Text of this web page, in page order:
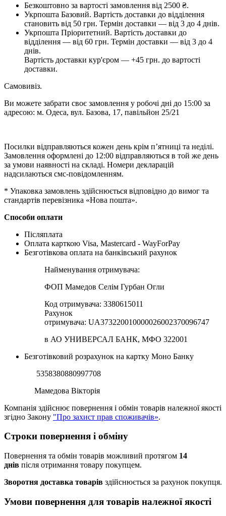
Безкоштовно за вартості замовлення від 2500 ₴.
Укрпошта Базовий. Вартість доставки до відділення
становить від 50 грн. Термін доставки — від 3 до 4 днів.
Укрпошта Пріоритетний. Вартість доставки до
відділення — від 60 грн. Термін доставки — від 3 до 4
днів.
Вартість доставки кур'єром — +45 грн. до вартості
доставки.
Самовивіз.
Ви можете забрати своє замовлення у робочі дні до 15:00 за
адресою: м. Одеса, вул. Базова, 17, павільйон 25/21
Посилки відправляються кожен день крім п’ятниці та неділі.
Замовлення оформлені до 12:00 відправляються в той же день
за умови наявності на складі. Номери декларацій
надсилаються смс-повідомленням.
* Упаковка замовлень здійснюється відповідно до вимог та
стандартів перевізника «Нова пошта».
Способи оплати
Післяплата
Оплата карткою Visa, Mastercard - WayForPay
Безготівкова оплата на банківський рахунок
Найменування отримувача:
ФОП Мамедов Селім Гурбан Огли
Код отримувача: 3380615011
Рахунок
отримувача: UA373220010000026002370096747
в АО УНИВЕРСАЛ БАНК, МФО 322001
Безготівковий розрахунок на картку Моно Банку
5358380880997708
Мамедова Вікторія
Компанія здійснює повернення і обмін товарів належної якості
згідно Закону "Про захист прав споживачів».
Строки повернення і обміну
Повернення та обмін товарів можливий протягом 14
днів після отримання товару покупцем.
Зворотня доставка товарів здійснюється за рахунок покупця.
Умови повернення для товарів належної якості